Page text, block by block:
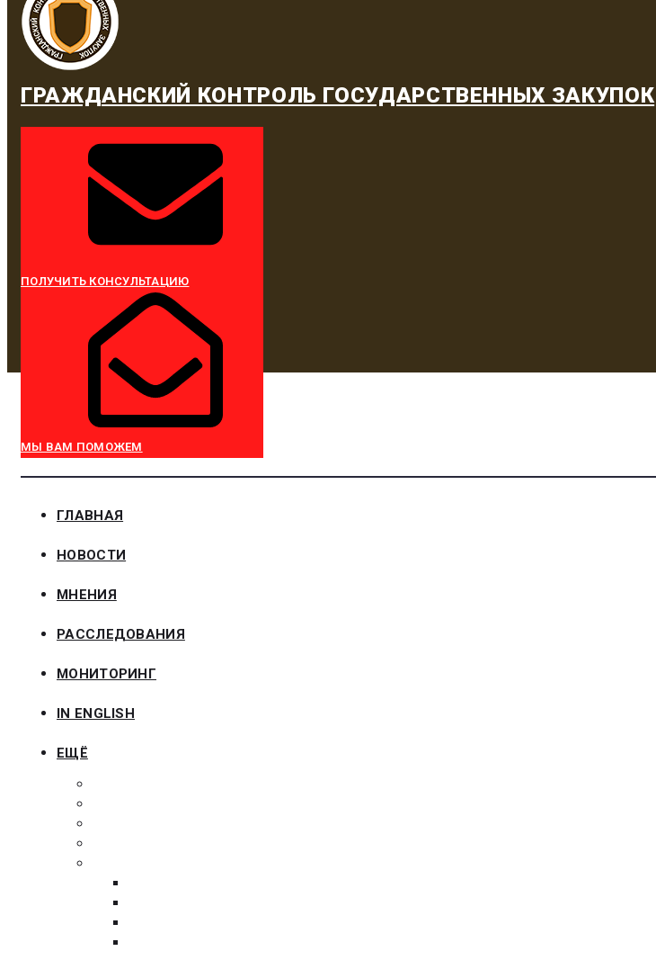
ГРАЖДАНСКИЙ КОНТРОЛЬ ГОСУДАРСТВЕННЫХ ЗАКУПОК
ПОЛУЧИТЬ КОНСУЛЬТАЦИЮ
МЫ ВАМ ПОМОЖЕМ
ГЛАВНАЯ
НОВОСТИ
МНЕНИЯ
РАССЛЕДОВАНИЯ
МОНИТОРИНГ
IN ENGLISH
ЕЩЁ